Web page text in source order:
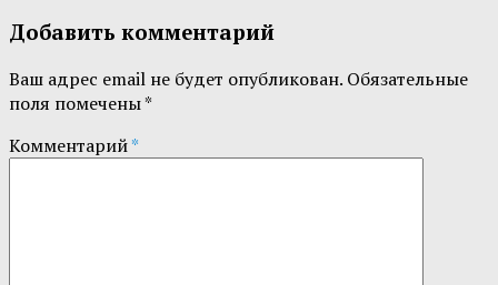
Добавить комментарий
Ваш адрес email не будет опубликован. Обязательные
поля помечены*
Комментарий*